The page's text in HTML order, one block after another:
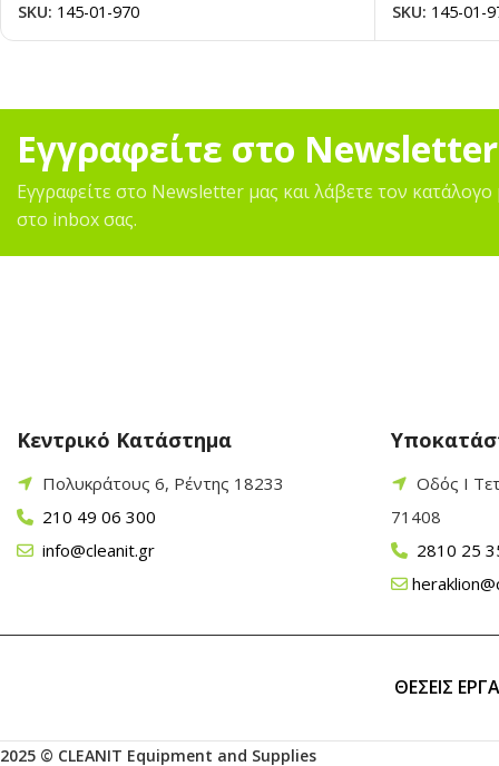
SKU: 145-01-970 SKU: 145-01-
Εγγραφείτε στο
Εγγραφείτε στο Newsletter μας και λάβετε τον
στο inbox σας.
Κεντρικό Κατάστημα
Πολυκράτους 6, Ρέντης 18233
210 49 06 300
info@cleanit.gr
Οδός Ι
71408
2810 25
ΘΕΣΕΙΣ
2025 © CLEANIT Equipment and Supplies